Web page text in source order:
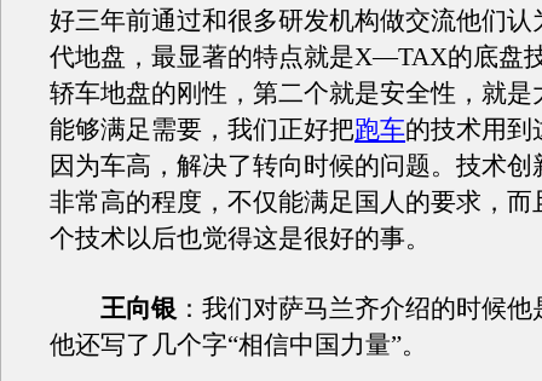
好三年前通过和很多研发机构做交流他们认
代地盘，最显著的特点就是X—TAX的底盘
轿车地盘的刚性，第二个就是安全性，就是
能够满足需要，我们正好把跑车的技术用到
因为车高，解决了转向时候的问题。技术创
非常高的程度，不仅能满足国人的要求，而
个技术以后也觉得这是很好的事。
王向银 ：我们对萨马兰齐介绍的时候
他还写了几个字“相信中国力量”。